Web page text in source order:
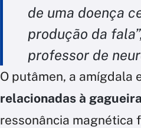
de uma doença
produção da
professor de
O putâmen, a amígdala
relacionadas à
ressonância magnética